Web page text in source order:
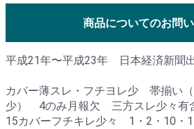
商品についてのお問
平成21年〜平成23年 日本経済新聞
カバー薄スレ・フチヨレ少 帯揃い
少） 4のみ月報欠 三方スレ少々有
15カバーフチキレ少々 1・2・10・